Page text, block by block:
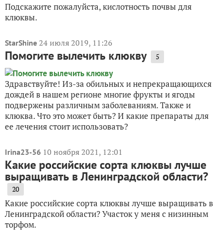
Подскажите пожалуйста, кислотность почвы для
клюквы.
StarShine 24 июля 2019, 11:26
Помогите вылечить клюкву 5
Здравствуйте! Из-за обильных и непрекращающихся
дождей в нашем регионе многие фрукты и ягоды
подвержены различным заболеваниям. Также и
клюква. Что это может быть? И какие препараты для
ее лечения стоит использовать?
Irina23-56 10 ноября 2021, 12:01
Какие российские сорта клюквы лучше
выращивать в Ленинградской области?
20
Какие российские сорта клюквы лучше выращивать в
Ленинградской области? Участок у меня с низинным
торфом.